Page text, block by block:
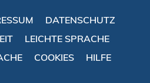
DATENSCHUTZ
LEICHTE SPRACHE
COOKIES HILFE